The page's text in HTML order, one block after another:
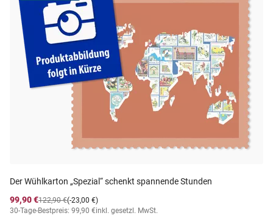
Der Wühlkarton „Spezial“ schenkt spannende Stunden
99,90 €
(-23,00 €)
122,90 €
30-Tage-Bestpreis: 99,90 €inkl. gesetzl. MwSt.